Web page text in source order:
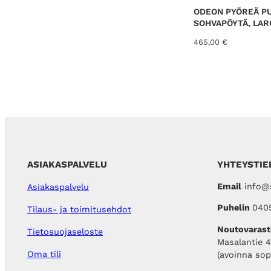
ODEON PYÖREÄ
SOHVAPÖYTÄ,
465,00 €
ASIAKASPALVELU
Asiakaspalvelu
Tilaus- ja toimitusehdot
Tietosuojaseloste
Oma tili
Email
Puhelin
Masalantie
(avoinna